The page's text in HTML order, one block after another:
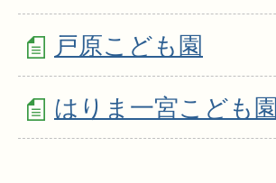
戸原こども園
はりま一宮こども園